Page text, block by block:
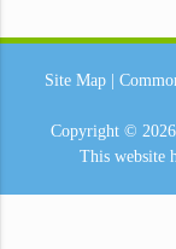
Site Map
Copyright © 2026.
This website